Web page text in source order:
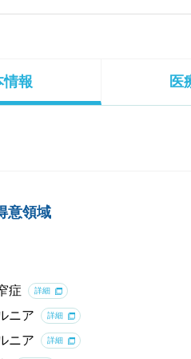
情報 医
意領域
症 詳細
ニア 詳細
ニア 詳細